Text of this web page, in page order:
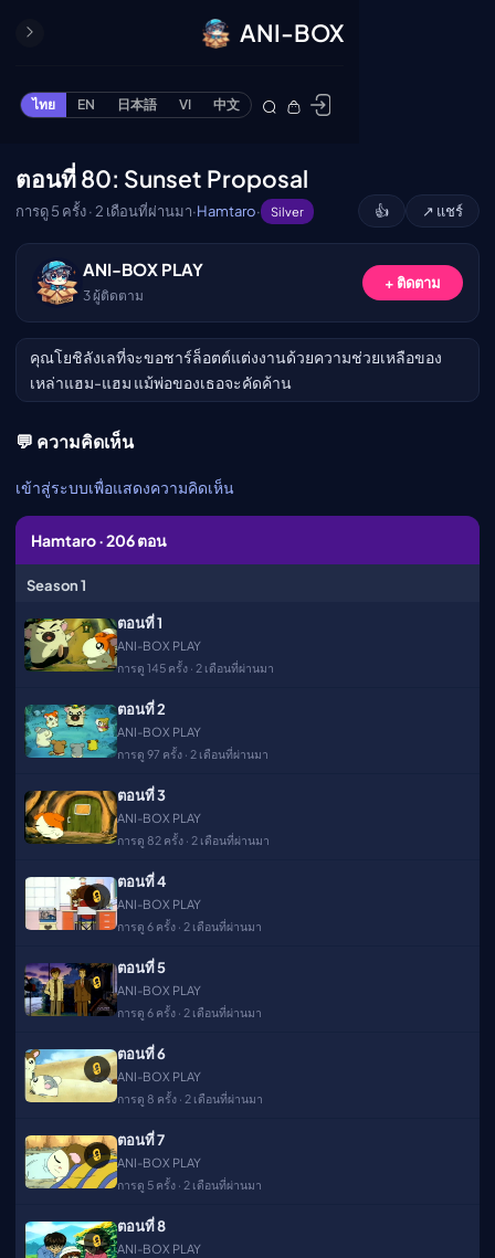
ANI-BOX
ไทย EN 日本語 VI 中文
ปิด
ONE PIECE
Cardlist
Collection
Deck Builder
Deck Library
Deck Share
PREMIUM SERVICE
ทีวีออนไลน์
🔒
กรุณาเข้าสู่ระบบเพื่อรับชม
ตอนที่ 80: Sunset Proposal
การดู 5 ครั้ง · 2 เดือนที่ผ่านมา·Hamtaro· Silver 👍 ↗ แชร์
ANI-BOX PLAY
3ผู้ติดตาม
+ ติดตาม
คุณโยชิลังเลที่จะขอชาร์ล็อตต์แต่งงานด้วยความช่วยเหลือของ
เหล่าแฮม-แฮม แม้พ่อของเธอจะคัดค้าน
💬 ความคิดเห็น
เข้าสู่ระบบเพื่อแสดงความคิดเห็น
Hamtaro · 206 ตอน
Season 1
ตอนที่ 1
ANI-BOX PLAY
การดู 145 ครั้ง · 2 เดือนที่ผ่านมา
ตอนที่ 2
ANI-BOX PLAY
การดู 97 ครั้ง · 2 เดือนที่ผ่านมา
ตอนที่ 3
ANI-BOX PLAY
การดู 82 ครั้ง · 2 เดือนที่ผ่านมา
🔒
ตอนที่ 4
ANI-BOX PLAY
การดู 6 ครั้ง · 2 เดือนที่ผ่านมา
🔒
ตอนที่ 5
ANI-BOX PLAY
การดู 6 ครั้ง · 2 เดือนที่ผ่านมา
🔒
ตอนที่ 6
ANI-BOX PLAY
การดู 8 ครั้ง · 2 เดือนที่ผ่านมา
🔒
ตอนที่ 7
ANI-BOX PLAY
การดู 5 ครั้ง · 2 เดือนที่ผ่านมา
🔒
ตอนที่ 8
ANI-BOX PLAY